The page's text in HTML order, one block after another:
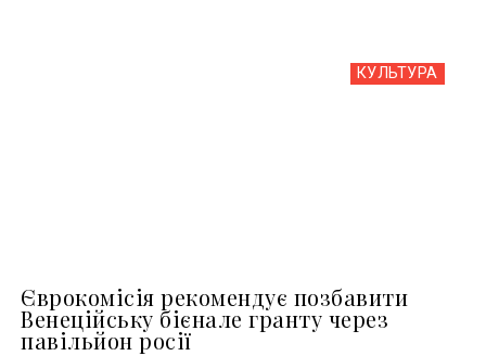
КУЛЬТУРА
Єврокомісія рекомендує позбавити
Венеційську бієнале гранту через
павільйон росії